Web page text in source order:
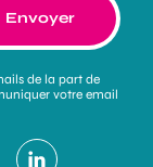
de la part de
votre email